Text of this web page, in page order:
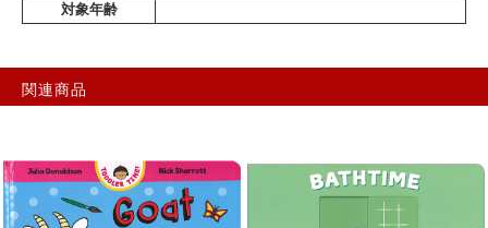
対象年齢
関連商品